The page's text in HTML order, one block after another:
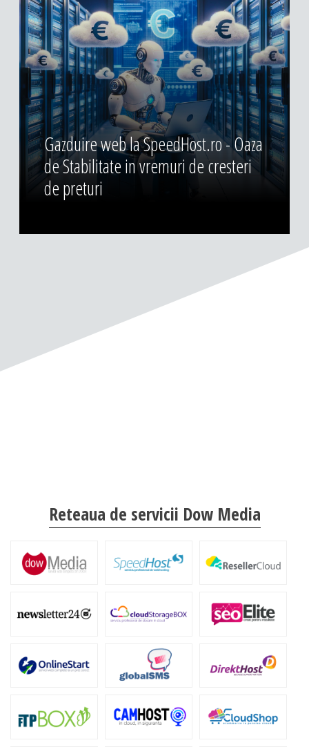
Gazduire web la SpeedHost.ro - Oaza
de Stabilitate in vremuri de cresteri
de preturi
Reteaua de servicii Dow Media